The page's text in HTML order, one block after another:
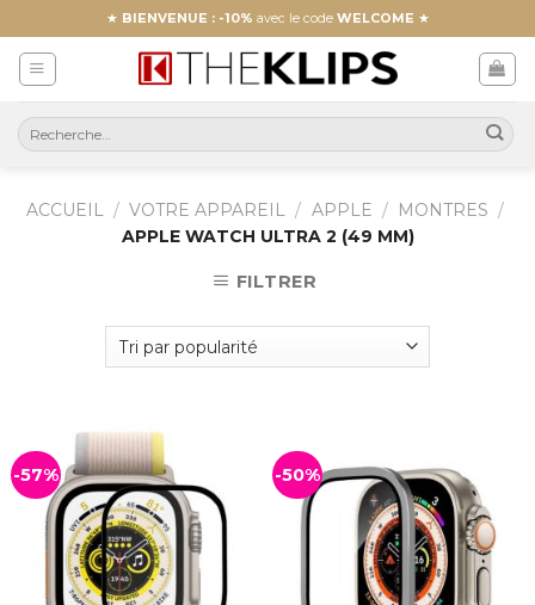
to
content
★ BIENVENUE : -10% avec le code WELCOME ★
ACCUEIL / VOTRE APPAREIL / APPLE / MONTRES /
APPLE WATCH ULTRA 2 (49 MM)
FILTRER
-57% -50%